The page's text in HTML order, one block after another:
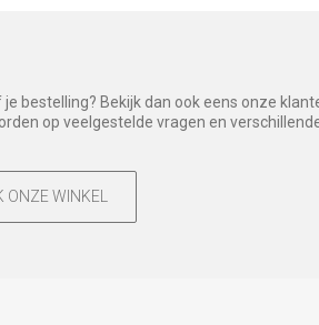
bestelling? Bekijk dan ook eens onze
op veelgestelde vragen en
ONZE WINKEL